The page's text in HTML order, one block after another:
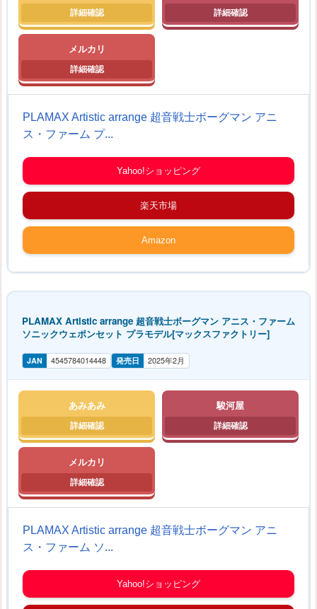
メルカリ
PLAMAX Artistic arrange 超音戦士ボーグマン アニ
ス・ファーム プ...
Yahoo!ショッピング
楽天市場
Amazon
PLAMAX Artistic arrange 超音戦士ボーグマン アニス・ファーム
ソニックウェポンセット プラモデル[マックスファクトリー]
JAN 4545784014448 発売日 2025年2月
あみあみ 駿河屋
メルカリ
PLAMAX Artistic arrange 超音戦士ボーグマン アニ
ス・ファーム ソ...
Yahoo!ショッピング